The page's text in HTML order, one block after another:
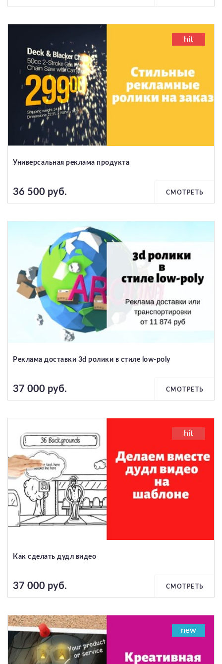
hit
Универсальная реклама продукта
36 500 руб. СМОТРЕТЬ
Реклама доставки 3d ролики в стиле low-poly
37 000 руб. СМОТРЕТЬ
hit
Как сделать дудл видео
37 000 руб. СМОТРЕТЬ
new